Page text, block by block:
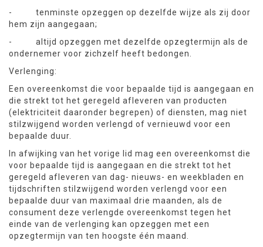
- tenminste opzeggen op dezelfde wijze als zij door
hem zijn aangegaan;
- altijd opzeggen met dezelfde opzegtermijn als de
ondernemer voor zichzelf heeft bedongen.
Verlenging:
Een overeenkomst die voor bepaalde tijd is aangegaan en
die strekt tot het geregeld afleveren van producten
(elektriciteit daaronder begrepen) of diensten, mag niet
stilzwijgend worden verlengd of vernieuwd voor een
bepaalde duur.
In afwijking van het vorige lid mag een overeenkomst die
voor bepaalde tijd is aangegaan en die strekt tot het
geregeld afleveren van dag- nieuws- en weekbladen en
tijdschriften stilzwijgend worden verlengd voor een
bepaalde duur van maximaal drie maanden, als de
consument deze verlengde overeenkomst tegen het
einde van de verlenging kan opzeggen met een
opzegtermijn van ten hoogste één maand.